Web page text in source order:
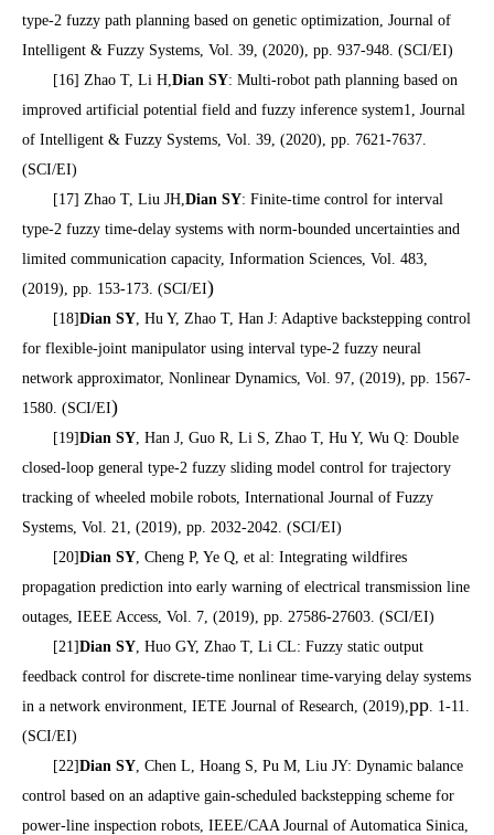
type-2 fuzzy path planning based on genetic optimization, Journal of
Intelligent & Fuzzy Systems, Vol. 39, (2020), pp. 937-948. (SCI/EI)
[16] Zhao T, Li H, Dian SY: Multi-robot path planning based on
improved artificial potential field and fuzzy inference system1, Journal
of Intelligent & Fuzzy Systems, Vol. 39, (2020), pp. 7621-7637.
(SCI/EI)
[17] Zhao T, Liu JH, Dian SY: Finite-time control for interval
type-2 fuzzy time-delay systems with norm-bounded uncertainties and
limited communication capacity, Information Sciences, Vol. 483,
(2019), pp. 153-173. (SCI/EI)
[18]Dian SY , Hu Y, Zhao T, Han J: Adaptive backstepping control
for flexible-joint manipulator using interval type-2 fuzzy neural
network approximator, Nonlinear Dynamics, Vol. 97, (2019), pp. 1567-
1580. (SCI/EI)
[19]Dian SY , Han J, Guo R, Li S, Zhao T, Hu Y, Wu Q: Double
closed-loop general type-2 fuzzy sliding model control for trajectory
tracking of wheeled mobile robots, International Journal of Fuzzy
Systems, Vol. 21, (2019), pp. 2032-2042. (SCI/EI)
[20]Dian SY , Cheng P, Ye Q, et al: Integrating wildfires
propagation prediction into early warning of electrical transmission line
outages, IEEE Access, Vol. 7, (2019), pp. 27586-27603. (SCI/EI)
[21]Dian SY , Huo GY, Zhao T, Li CL: Fuzzy static output
feedback control for discrete-time nonlinear time-varying delay systems
in a network environment, IETE Journal of Research, (2019), pp . 1-11.
(SCI/EI)
[22]Dian SY , Chen L, Hoang S, Pu M, Liu JY: Dynamic balance
control based on an adaptive gain-scheduled backstepping scheme for
power-line inspection robots, IEEE/CAA Journal of Automatica Sinica,